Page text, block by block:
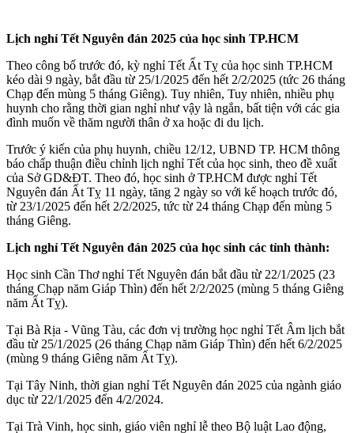
Lịch nghỉ Tết Nguyên đán 2025 của học sinh TP.HCM
Theo công bố trước đó, kỳ nghỉ Tết Ất Tỵ của học sinh TP.HCM
kéo dài 9 ngày, bắt đầu từ 25/1/2025 đến hết 2/2/2025 (tức 26 tháng
Chạp đến mùng 5 tháng Giêng). Tuy nhiên, Tuy nhiên, nhiều phụ
huynh cho rằng thời gian nghỉ như vậy là ngắn, bất tiện với các gia
đình muốn về thăm người thân ở xa hoặc đi du lịch.
Trước ý kiến của phụ huynh, chiều 12/12, UBND TP. HCM thông
báo chấp thuận điều chỉnh lịch nghỉ Tết của học sinh, theo đề xuất
của Sở GD&ĐT. Theo đó, học sinh ở TP.HCM được nghỉ Tết
Nguyên đán Ất Tỵ 11 ngày, tăng 2 ngày so với kế hoạch trước đó,
từ 23/1/2025 đến hết 2/2/2025, tức từ 24 tháng Chạp đến mùng 5
tháng Giêng.
Lịch nghỉ Tết Nguyên đán 2025 của học sinh các tỉnh thành:
Học sinh Cần Thơ nghỉ Tết Nguyên đán bắt đầu từ 22/1/2025 (23
tháng Chạp năm Giáp Thìn) đến hết 2/2/2025 (mùng 5 tháng Giêng
năm Ất Tỵ).
Tại Bà Rịa - Vũng Tàu, các đơn vị trường học nghỉ Tết Âm lịch bắt
đầu từ 25/1/2025 (26 tháng Chạp năm Giáp Thìn) đến hết 6/2/2025
(mùng 9 tháng Giêng năm Ất Tỵ).
Tại Tây Ninh, thời gian nghỉ Tết Nguyên đán 2025 của ngành giáo
dục từ 22/1/2025 đến 4/2/2024.
Tại Trà Vinh, học sinh, giáo viên nghỉ lễ theo Bộ luật Lao động,